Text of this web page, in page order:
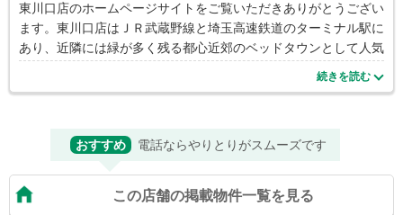
東川口店のホームページサイトをご覧いただきありがとうござい
ます。東川口店はＪＲ武蔵野線と埼玉高速鉄道のターミナル駅に
あり、近隣には緑が多く残る都心近郊のベッドタウンとして人気
のエリアです。 東川口はもちろんのこと、都内・JR武蔵野線沿
るお部屋を、納得いくまでご案内させていただきます。東川口近
車でご案内いたします。ペットを飼育したい・駐車場が欲しい・
保証人がいない・近くに子供の遊べる公園が欲しい・通勤時間を
続きを読む
おすすめ 電話ならやりとりがスムーズです
この店舗の掲載物件一覧を見る